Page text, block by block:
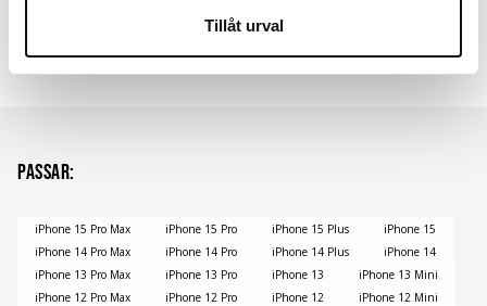
Tillåt urval
Passar:
iPhone 15 Pro Max iPhone 15 Pro iPhone 15 Plus
iPhone 15
iPhone 14 Pro Max
iPhone 14 Pro iPhone 14 Plus
iPhone 14
iPhone 13 Pro Max
iPhone 13 Pro iPhone 13
iPhone 13 Mini
iPhone 12 Pro Max
iPhone 12 Pro iPhone 12
iPhone 12 Mini